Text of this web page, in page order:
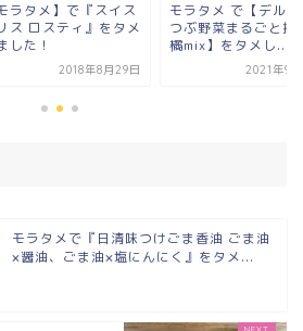
ラタメ】で『スイス
ス ロスティ』をタメ
した！
2018年8月29日
モラタメ で【デル
つぶ野菜まるごと搾
橘mix】をタメし...
2021年9
モラタメで『日清味つけごま香油 ごま油
×醤油、ごま油×塩にんにく』をタメ...